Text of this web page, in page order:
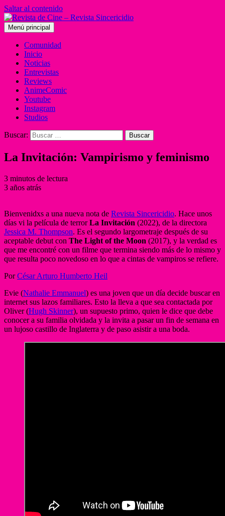
Saltar al contenido
Menú principal
Comunidad
Inicio
Noticias
Entrevistas
Reviews
AnimeComic
Youtube
Instagram
Studios
Buscar:
La Invitación: Vampirismo y feminismo
3 minutos de lectura
3 años atrás
Bienvenidxs a una nueva nota de Revista Sincericidio. Hace unos
días vi la película de terrorLa Invitación (2022), de la directora
Jessica M. Thompson. Es el segundo largometraje después de su
aceptable debut con The Light of the Moon (2017), y la verdad es
que me encontré con un filme que termina siendo más de lo mismo y
que resulta poco novedoso en lo que a cintas de vampiros se refiere.
PorCésar Arturo Humberto Heil
Evie (Nathalie Emmanuel) es una joven que un día decide buscar en
internet sus lazos familiares. Esto la lleva a que sea contactada por
Oliver (Hugh Skinner), un supuesto primo, quien le dice que debe
conocer a su familia olvidada y la invita a pasar un fin de semana en
un lujoso castillo de Inglaterra y de paso asistir a una boda.